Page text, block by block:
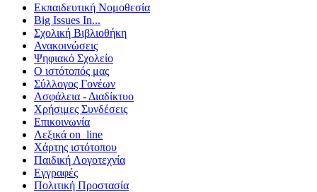
Εκπαιδευτική Νομοθεσία
Big Issues In...
Σχολική Βιβλιοθήκη
Ανακοινώσεις
Ψηφιακό Σχολείο
Ο ιστότοπός μας
Σύλλογος Γονέων
Ασφάλεια - Διαδίκτυο
Χρήσιμες Συνδέσεις
Επικοινωνία
Λεξικά on_line
Χάρτης ιστότοπου
Παιδική Λογοτεχνία
Εγγραφές
Πολιτική Προστασία